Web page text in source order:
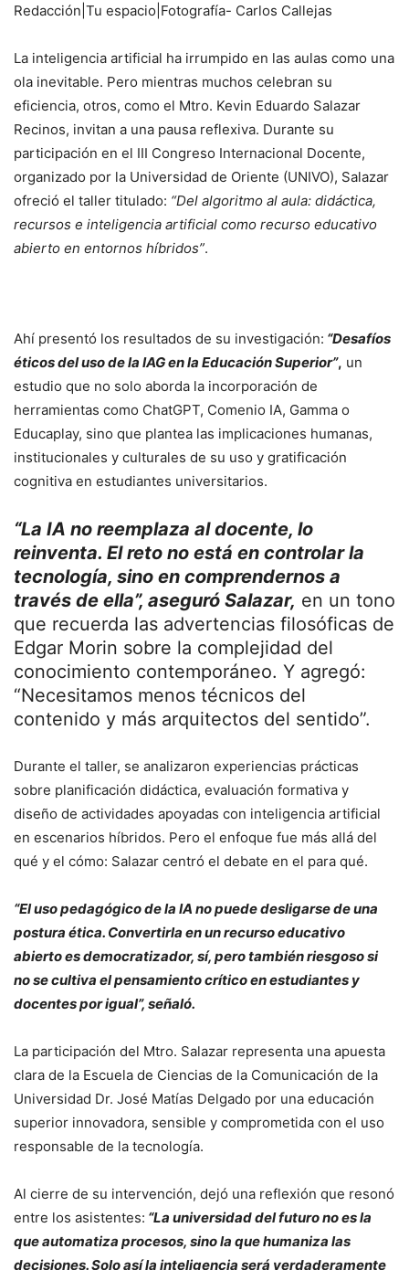
Redacción|Tu espacio|Fotografía- Carlos Callejas
La inteligencia artificial ha irrumpido en las aulas como una
ola inevitable. Pero mientras muchos celebran su
eficiencia, otros, como el Mtro. Kevin Eduardo Salazar
Recinos, invitan a una pausa reflexiva. Durante su
participación en el III Congreso Internacional Docente,
organizado por la Universidad de Oriente (UNIVO), Salazar
ofreció el taller titulado: “Del algoritmo al aula: didáctica,
recursos e inteligencia artificial como recurso educativo
abierto en entornos híbridos”.
Ahí presentó los resultados de su investigación: “Desafíos
éticos del uso de la IAG en la Educación Superior”, un
estudio que no solo aborda la incorporación de
herramientas como ChatGPT, Comenio IA, Gamma o
Educaplay, sino que plantea las implicaciones humanas,
institucionales y culturales de su uso y gratificación
cognitiva en estudiantes universitarios.
“La IA no reemplaza al docente, lo
reinventa. El reto no está en controlar la
tecnología, sino en comprendernos a
través de ella”, aseguró Salazar, en un tono
que recuerda las advertencias filosóficas de
Edgar Morin sobre la complejidad del
conocimiento contemporáneo. Y agregó:
“Necesitamos menos técnicos del
contenido y más arquitectos del sentido”.
Durante el taller, se analizaron experiencias prácticas
sobre planificación didáctica, evaluación formativa y
diseño de actividades apoyadas con inteligencia artificial
en escenarios híbridos. Pero el enfoque fue más allá del
qué y el cómo: Salazar centró el debate en el para qué.
“El uso pedagógico de la IA no puede desligarse de una
postura ética. Convertirla en un recurso educativo
abierto es democratizador, sí, pero también riesgoso si
no se cultiva el pensamiento crítico en estudiantes y
docentes por igual”, señaló.
La participación del Mtro. Salazar representa una apuesta
clara de la Escuela de Ciencias de la Comunicación de la
Universidad Dr. José Matías Delgado por una educación
superior innovadora, sensible y comprometida con el uso
responsable de la tecnología.
Al cierre de su intervención, dejó una reflexión que resonó
entre los asistentes: “La universidad del futuro no es la
que automatiza procesos, sino la que humaniza las
decisiones. Solo así la inteligencia será verdaderamente